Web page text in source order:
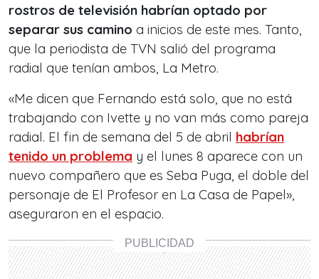
rostros de televisión habrían optado por
separar sus camino a inicios de este mes. Tanto,
que la periodista de TVN salió del programa
radial que tenían ambos, La Metro.
«Me dicen que Fernando está solo, que no está
trabajando con Ivette y no van más como pareja
radial. El fin de semana del 5 de abril habrían
tenido un problema y el lunes 8 aparece con un
nuevo compañero que es Seba Puga, el doble del
personaje de El Profesor en La Casa de Papel»,
aseguraron en el espacio.